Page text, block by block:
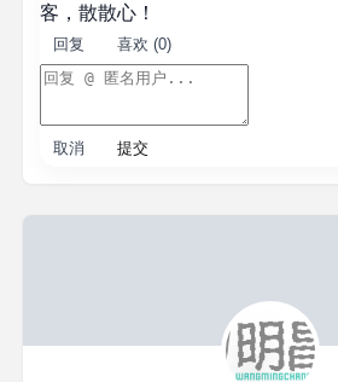
客，散散心！
回复 喜欢 (0)
取消 提交